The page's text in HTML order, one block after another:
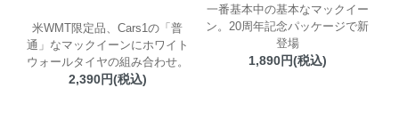
米WMT限定品、Cars1の「普
通」なマックイーンにホワイト
ウォールタイヤの組み合わせ。
2,390円(税込)
一番基本中の基本なマックイー
ン。20周年記念パッケージで新
登場
1,890円(税込)